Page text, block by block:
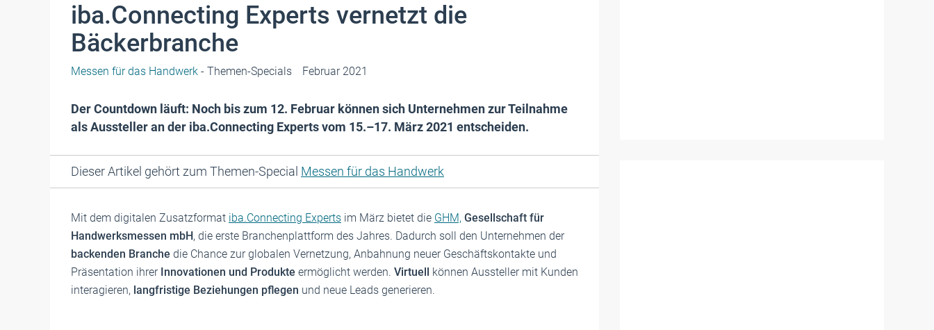
iba.Connecting Experts vernetzt die
Bäckerbranche
Messen für das Handwerk - Themen-Specials Februar 2021
Der Countdown läuft: Noch bis zum 12. Februar können sich Unternehmen zur Teilnahme
als Aussteller an der iba.Connecting Experts vom 15.–17. März 2021 entscheiden.
Dieser Artikel gehört zum Themen-Special Messen für das Handwerk
Mit dem digitalen Zusatzformat iba.Connecting Experts im März bietet die GHM, Gesellschaft für
Handwerksmessen mbH, die erste Branchenplattform des Jahres. Dadurch soll den Unternehmen der
backenden Branche die Chance zur globalen Vernetzung, Anbahnung neuer Geschäftskontakte und
Präsentation ihrer Innovationen und Produkte ermöglicht werden. Virtuell können Aussteller mit Kunden
interagieren, langfristige Beziehungen pflegen und neue Leads generieren.